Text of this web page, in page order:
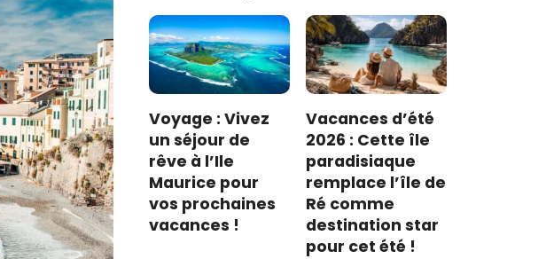
Voyage : Vivez
un séjour de
rêve à l’Ile
Maurice pour
vos prochaines
vacances !
Vacances d’été
2026 : Cette île
paradisiaque
remplace l’île de
Ré comme
destination star
pour cet été !